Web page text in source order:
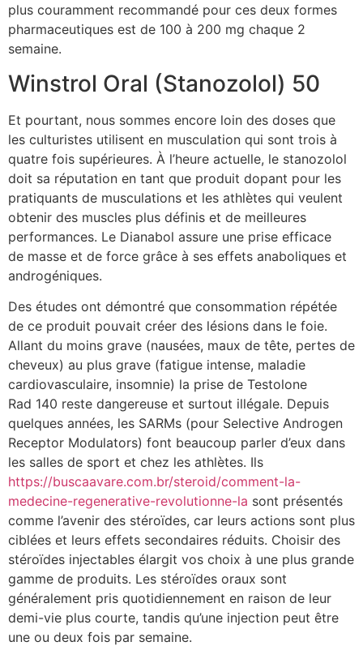
plus couramment recommandé pour ces deux formes
pharmaceutiques est de 100 à 200 mg chaque 2
semaine.
Winstrol Oral (Stanozolol) 50
Et pourtant, nous sommes encore loin des doses que
les culturistes utilisent en musculation qui sont trois à
quatre fois supérieures. À l’heure actuelle, le stanozolol
doit sa réputation en tant que produit dopant pour les
pratiquants de musculations et les athlètes qui veulent
obtenir des muscles plus définis et de meilleures
performances. Le Dianabol assure une prise efficace
de masse et de force grâce à ses effets anaboliques et
androgéniques.
Des études ont démontré que consommation répétée
de ce produit pouvait créer des lésions dans le foie.
Allant du moins grave (nausées, maux de tête, pertes de
cheveux) au plus grave (fatigue intense, maladie
cardiovasculaire, insomnie) la prise de Testolone
Rad 140 reste dangereuse et surtout illégale. Depuis
quelques années, les SARMs (pour Selective Androgen
Receptor Modulators) font beaucoup parler d’eux dans
les salles de sport et chez les athlètes. Ils
https://buscaavare.com.br/steroid/comment-la-
medecine-regenerative-revolutionne-la sont présentés
comme l’avenir des stéroïdes, car leurs actions sont plus
ciblées et leurs effets secondaires réduits. Choisir des
stéroïdes injectables élargit vos choix à une plus grande
gamme de produits. Les stéroïdes oraux sont
généralement pris quotidiennement en raison de leur
demi-vie plus courte, tandis qu’une injection peut être
une ou deux fois par semaine.